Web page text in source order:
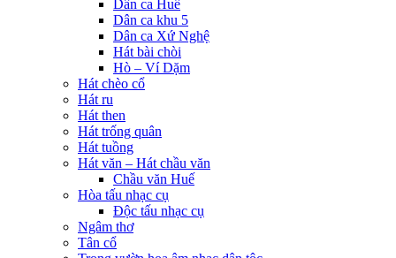
Dân ca Huế
Dân ca khu 5
Dân ca Xứ Nghệ
Hát bài chòi
Hò – Ví Dặm
Hát chèo cổ
Hát ru
Hát then
Hát trống quân
Hát tuồng
Hát văn – Hát chầu văn
Chầu văn Huế
Hòa tấu nhạc cụ
Độc tấu nhạc cụ
Ngâm thơ
Tân cổ